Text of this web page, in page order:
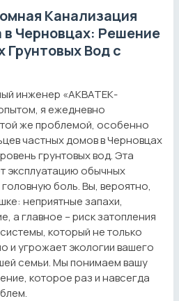
Канализация
Черновцах: Решение
Грунтовых Вод с
инженер «АКВАТЕК-
я ежедневно
же проблемой, особенно
частных домов в Черновцах
грунтовых вод. Эта
эксплуатацию обычных
боль. Вы, вероятно,
неприятные запахи,
а главное – риск затопления
который не только
и угрожает экологии вашего
семьи. Мы понимаем вашу
которое раз и навсегда